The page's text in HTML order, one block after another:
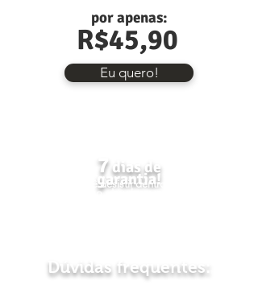
R$45,90
por apenas:
Eu quero!
7dias de
garantia!
Se você desistir dentro desse
prazo, devolvemos seu
Dúvidas frequentes: